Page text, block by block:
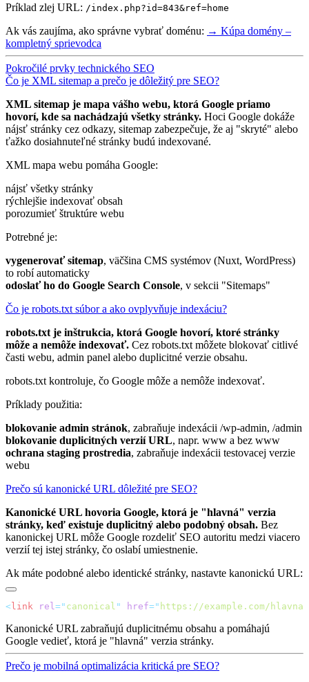
Príklad zlej URL: /index.php?id=843&ref=home
Ak vás zaujíma, ako správne vybrať doménu: → Kúpa domény –
kompletný sprievodca
Pokročilé prvky technického SEO
Čo je XML sitemap a prečo je dôležitý pre SEO?
XML sitemap je mapa vášho webu, ktorá Google priamo
hovorí, kde sa nachádzajú všetky stránky. Hoci Google dokáže
nájsť stránky cez odkazy, sitemap zabezpečuje, že aj "skryté" alebo
ťažko dosiahnuteľné stránky budú indexované.
XML mapa webu pomáha Google:
nájsť všetky stránky
rýchlejšie indexovať obsah
porozumieť štruktúre webu
Potrebné je:
vygenerovať sitemap, väčšina CMS systémov (Nuxt, WordPress)
to robí automaticky
odoslať ho do Google Search Console, v sekcii "Sitemaps"
Čo je robots.txt súbor a ako ovplyvňuje indexáciu?
robots.txt je inštrukcia, ktorá Google hovorí, ktoré stránky
môže a nemôže indexovať. Cez robots.txt môžete blokovať citlivé
časti webu, admin panel alebo duplicitné verzie obsahu.
robots.txt kontroluje, čo Google môže a nemôže indexovať.
Príklady použitia:
blokovanie admin stránok, zabraňuje indexácii /wp-admin, /admin
blokovanie duplicitných verzií URL, napr. www a bez www
ochrana staging prostredia, zabraňuje indexácii testovacej verzie
webu
Prečo sú kanonické URL dôležité pre SEO?
Kanonické URL hovoria Google, ktorá je "hlavná" verzia
stránky, keď existuje duplicitný alebo podobný obsah. Bez
kanonickej URL môže Google rozdeliť SEO autoritu medzi viacero
verzií tej istej stránky, čo oslabí umiestnenie.
Ak máte podobné alebo identické stránky, nastavte kanonickú URL:
< link rel =" canonical " href=" https://example.com/
Kanonické URL zabraňujú duplicitnému obsahu a pomáhajú
Google vedieť, ktorá je "hlavná" verzia stránky.
Prečo je mobilná optimalizácia kritická pre SEO?